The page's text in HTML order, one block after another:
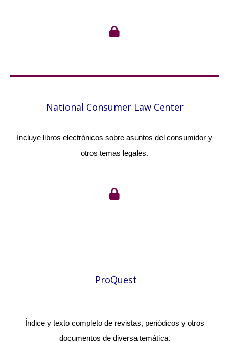
National Consumer Law Center
Incluye libros electrónicos sobre asuntos del consumidor y
otros temas legales.
ProQuest
Índice y texto completo de revistas, periódicos y otros
documentos de diversa temática.